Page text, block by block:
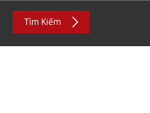
Tìm Kiếm